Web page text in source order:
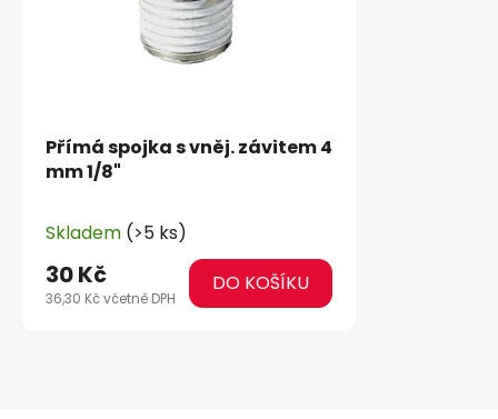
Přímá spojka s vněj. závitem 4
mm 1/8"
Skladem (>5 ks)
36,30 Kč včetně DPH
30 Kč DO KOŠÍKU